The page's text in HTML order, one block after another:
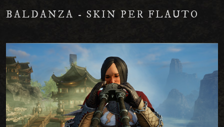
BALDANZA - SKIN PER FLAUTO